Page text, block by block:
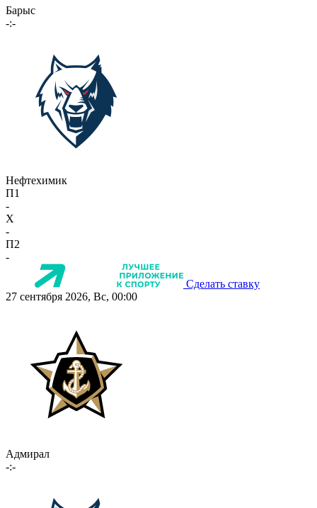
Барыс
-:-
Нефтехимик
П1
-
X
-
П2
-
Сделать ставку
27 сентября 2026, Вс, 00:00
Адмирал
-:-